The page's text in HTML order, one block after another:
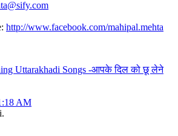
http://www.facebook.com/mahipal.mehta
Uttarakhadi Songs -आपके दिल को छू लेने
AM